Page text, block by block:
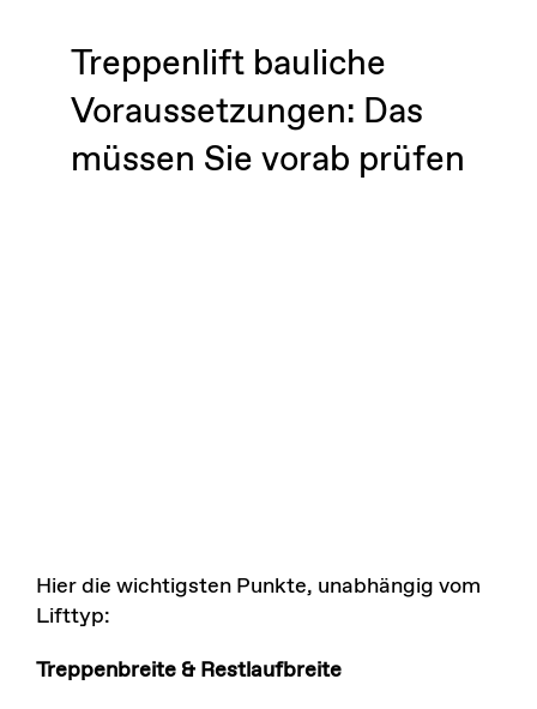
Treppenlift bauliche
Voraussetzungen: Das
müssen Sie vorab prüfen
Hier die wichtigsten Punkte, unabhängig vom
Lifttyp:
Treppenbreite & Restlaufbreite